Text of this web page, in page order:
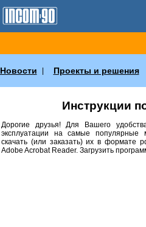
Новости Проекты и решения
Инструкции
Дорогие друзья! Для Вашего
эксплуатации на самые
скачать (или заказать) их в формате
Аdobe Acrobat Reader. Загрузить